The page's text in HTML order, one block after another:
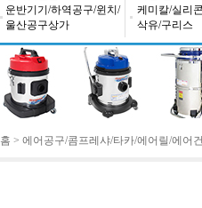
운반기기/하역공구/윈치/
울산공구상가
케미칼/실리
삭유/구리스
홈 > 에어공구/콤프레샤/타카/에어릴/에어건